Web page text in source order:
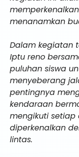
menanamkan
Dalam kegiatan
Iptu reno
puluhan siswa
menyeberang
pentingnya
kendaraan
mengikuti setiap
diperkenalkan
lintas.